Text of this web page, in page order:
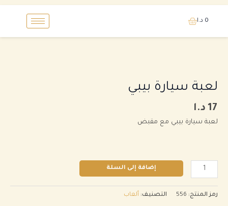
0 د.ا
لعبة سيارة بيبي
17 د.ا
لعبة سيارة بيبي مع مقبض
سيارة
إضافة إلى السلة
رمز المنتج: 556 التصنيف: ألعاب